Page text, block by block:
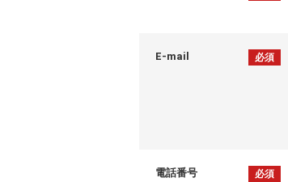
E-mail 必須
電話番号 必須